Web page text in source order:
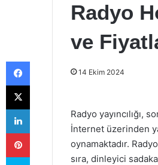
Radyo
ve
14 Ekim 2024
Radyo yayıncılığı,
İnternet üzerinden
oynamaktadır.
sıra, dinleyici
Facebook
X
LinkedIn
Pinterest
Skype